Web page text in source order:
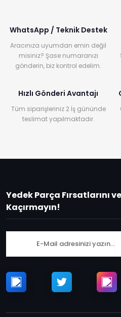
WhatsApp / Teknik Destek
Aracınıza uyumdan emin değil
misiniz? Şase numaranızı
gönderin, biz kontrol edelim.
Hızlı Gönderi Avantajı
Tüm siparişleriniz 2 İş gününde
teslimat yapılmaktadır.
Yedek Parça Fırsatlarını
Kaçırmayın!